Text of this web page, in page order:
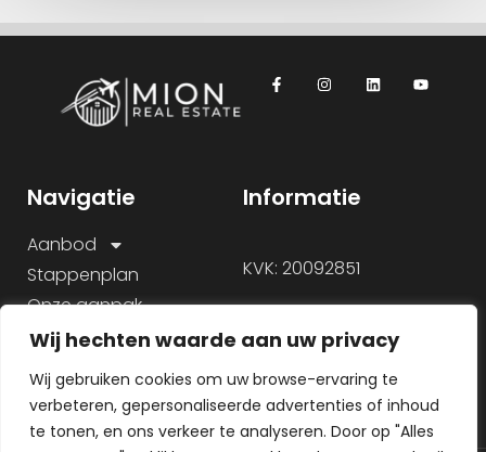
Wij hechten waarde aan uw privacy
Wij gebruiken cookies om uw browse-ervaring te
verbeteren, gepersonaliseerde advertenties of inhoud
te tonen, en ons verkeer te analyseren. Door op "Alles
Navigatie
Aanbod
Stappenplan
Onze aanpak
Over ons
Informatie
KVK: 20092851